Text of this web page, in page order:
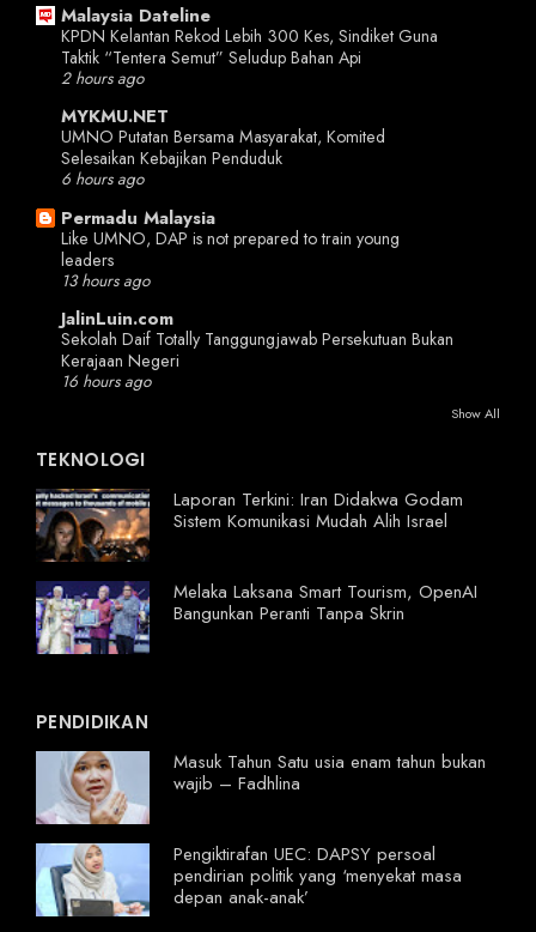
Malaysia Dateline
KPDN Kelantan Rekod Lebih 300 Kes, Sindiket Guna
Taktik “Tentera Semut” Seludup Bahan Api
2 hours ago
MYKMU.NET
UMNO Putatan Bersama Masyarakat, Komited
Selesaikan Kebajikan Penduduk
6 hours ago
Permadu Malaysia
Like UMNO, DAP is not prepared to train young
leaders
13 hours ago
JalinLuin.com
Sekolah Daif Totally Tanggungjawab Persekutuan Bukan
Kerajaan Negeri
16 hours ago
Show All
TEKNOLOGI
Laporan Terkini: Iran Didakwa Godam
Sistem Komunikasi Mudah Alih Israel
Melaka Laksana Smart Tourism, OpenAI
Bangunkan Peranti Tanpa Skrin
PENDIDIKAN
Masuk Tahun Satu usia enam tahun bukan
wajib – Fadhlina
Pengiktirafan UEC: DAPSY persoal
pendirian politik yang ‘menyekat masa
depan anak-anak’